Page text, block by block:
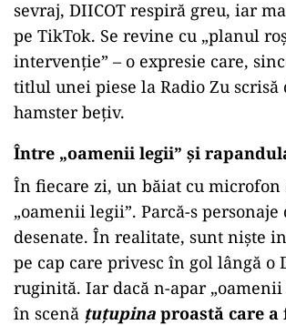
sevraj, DIICOT respiră greu, iar
pe TikTok. Se revine cu „planul
intervenție” – o expresie care,
titlul unei piese la Radio Zu scrisă
hamster bețiv.
Între „oamenii legii” și
În fiecare zi, un băiat cu microfon
„oamenii legii”. Parcă-s personaje
desenate. În realitate, sunt niște
pe cap care privesc în gol lângă o
ruginită. Iar dacă n-apar
în scenă țuțupina proastă care a